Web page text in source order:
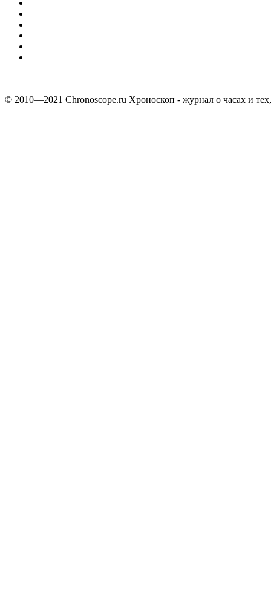
© 2010—2021 Chronoscope.ru Хроноскоп - журнал о часах и